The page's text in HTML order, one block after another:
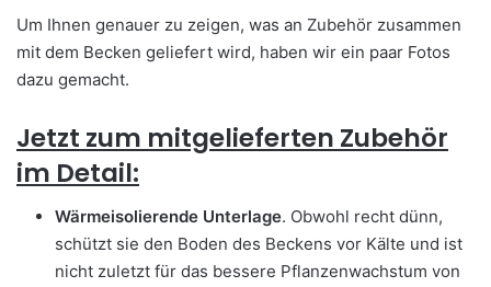
Um Ihnen genauer zu zeigen, was an Zubehör zusammen
mit dem Becken geliefert wird, haben wir ein paar Fotos
dazu gemacht.
Jetzt zum mitgelieferten Zubehör
im Detail:
Wärmeisolierende Unterlage. Obwohl recht dünn,
schützt sie den Boden des Beckens vor Kälte und ist
nicht zuletzt für das bessere Pflanzenwachstum von